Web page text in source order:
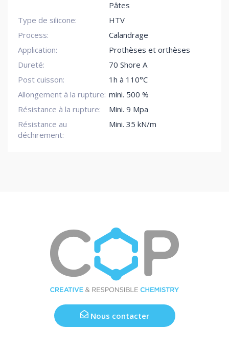
Pâtes
Type de silicone:
HTV
Process:
Calandrage
Application:
Prothèses et orthèses
Dureté:
70 Shore A
Post cuisson:
1h à 110°C
Allongement à la rupture: mini. 500 %
Résistance à la rupture:
Mini. 9 Mpa
Résistance au
déchirement:
Mini. 35 kN/m
Nous contacter